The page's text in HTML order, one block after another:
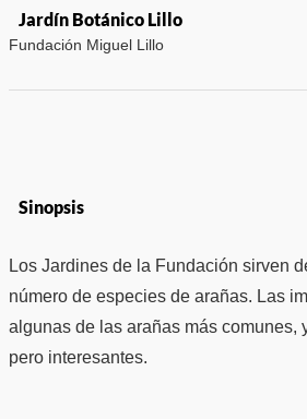
Jardín Botánico Lillo
Fundación Miguel Lillo
Sinopsis
Los Jardines de la Fundación sirven
número de especies de arañas. Las
algunas de las arañas más comunes,
pero interesantes.